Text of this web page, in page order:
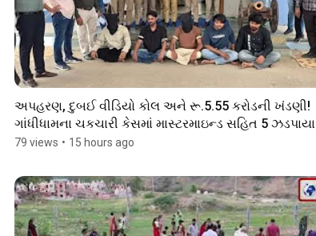
અપહરણ, દુબઈ વીડિયો કોલ અને રૂ.5.55 કરોડની ખંડણી!
ગાંધીધામના ચકચારી કેસમાં માસ્ટરમાઇન્ડ સહિત 5 ઝડપાયા
79 views • 15 hours ago